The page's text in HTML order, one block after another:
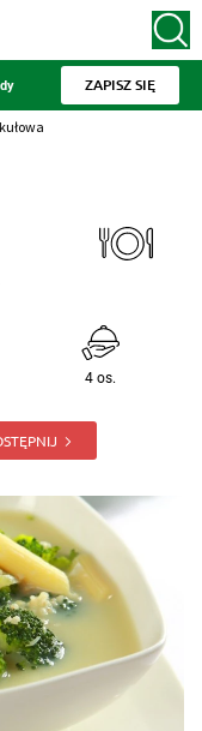
ZAPISZ SIĘ
4 os.